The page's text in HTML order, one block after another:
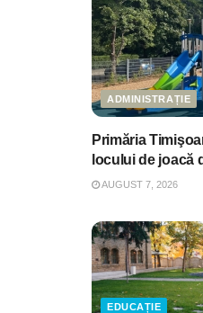
ADMINISTRAȚIE
Primăria
locului de joacă
AUGUST 7, 2026
EDUCAȚIE